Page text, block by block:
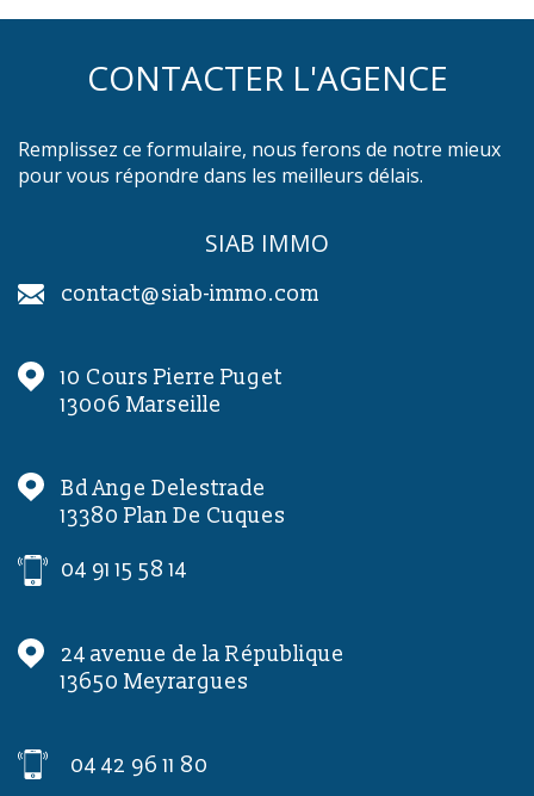
CONTACTER L'AGENCE
Remplissez ce formulaire, nous ferons de notre mieux
pour vous répondre dans les meilleurs délais.
SIAB IMMO
contact@siab-immo.com
10 Cours Pierre Puget
13006
Marseille
Bd Ange Delestrade
13380
Plan De Cuques
04 91 15 58 14
24 avenue de la République
13650
Meyrargues
04 42 96 11 80